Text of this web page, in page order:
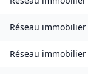
Réseau immobilier
Réseau immobilier